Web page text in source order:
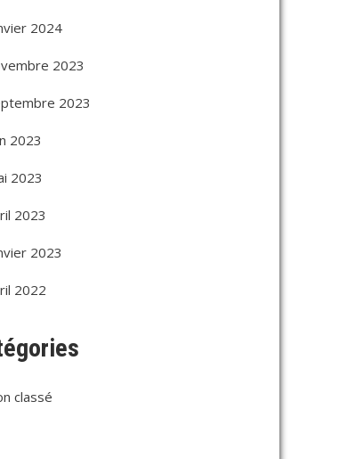
2024
2023
2023
2023
2023
2023
2023
2022
classé